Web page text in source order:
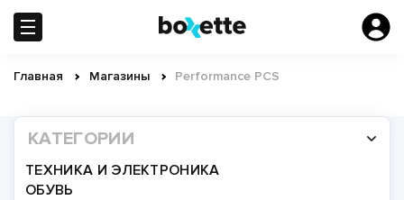
Перейти
содержанию
Строка
Главная Магазины Performance PCS
КАТЕГОРИИ
ТЕХНИКА И ЭЛЕКТРОНИКА
ОБУВЬ